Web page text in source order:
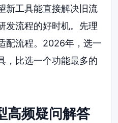
新工具能直接解决旧流
发流程的好时机。先理
配流程。2026年，选一
，比选一个功能最多的
频疑问解答